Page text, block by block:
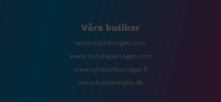
Våra butiker
www.kalaskungen.com
www.bursdagskongen.com
www.synttarikuningas.fi
www.kalaskongen.dk